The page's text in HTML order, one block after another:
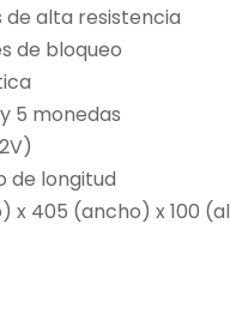
de alta resistencia
de bloqueo
5 monedas
de longitud
x 405 (ancho) x 100